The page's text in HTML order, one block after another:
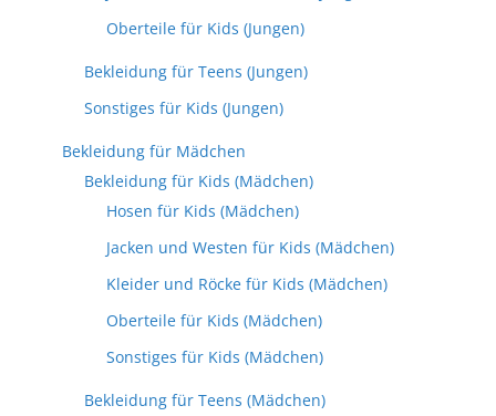
Oberteile für Kids (Jungen)
Bekleidung für Teens (Jungen)
Sonstiges für Kids (Jungen)
Bekleidung für Mädchen
Bekleidung für Kids (Mädchen)
Hosen für Kids (Mädchen)
Jacken und Westen für Kids (Mädchen)
Kleider und Röcke für Kids (Mädchen)
Oberteile für Kids (Mädchen)
Sonstiges für Kids (Mädchen)
Bekleidung für Teens (Mädchen)